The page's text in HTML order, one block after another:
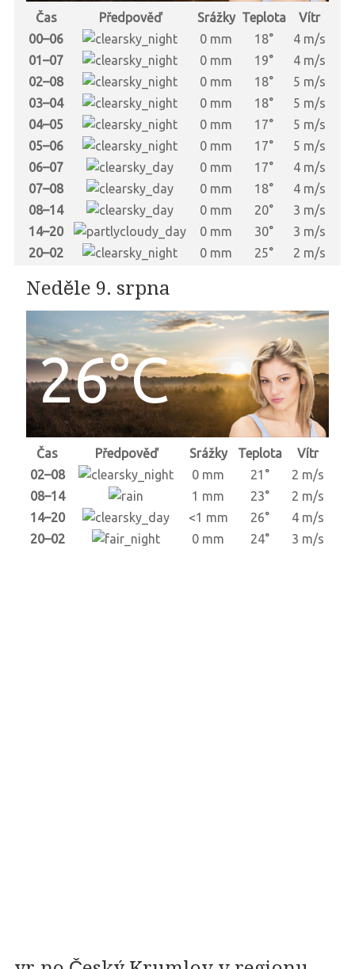
Čas Předpověď Srážky Teplota
Vítr
00–06
0 mm 18°
4 m/s
01–07
0 mm 19°
4 m/s
02–08
0 mm 18°
5 m/s
03–04
0 mm 18°
5 m/s
04–05
0 mm 17°
5 m/s
05–06
0 mm 17°
5 m/s
06–07
0 mm 17°
4 m/s
07–08
0 mm 18°
4 m/s
08–14
0 mm 20°
3 m/s
14–20
0 mm 30°
3 m/s
20–02
0 mm 25° 2 m/s
Neděle 9. srpna
26°C
Čas Předpověď Srážky Teplota
Vítr
02–08
0 mm 21°
2 m/s
08–14
1 mm 23°
2 m/s
14–20
<1 mm 26°
4 m/s
20–02
0 mm 24° 3 m/s